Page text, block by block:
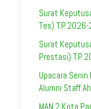
Surat
Tes) T.P.
Surat
Prestasi) T.P.
Upacara Senin
Alumni Staff
MAN 2 Kota